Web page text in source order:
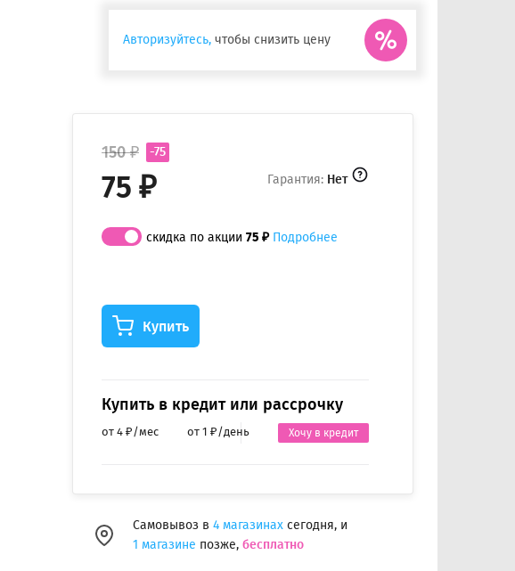
Авторизуйтесь, чтобы снизить цену
-75
150 ₽
75 ₽ Гарантия: Нет
скидка по акции 75 ₽ Подробнее
Купить
Купить в кредит или рассрочку
от 4 ₽/мес от 1 ₽/день Хочу в кредит
Самовывоз в 4 магазинах сегодня, и
1 магазине позже, бесплатно